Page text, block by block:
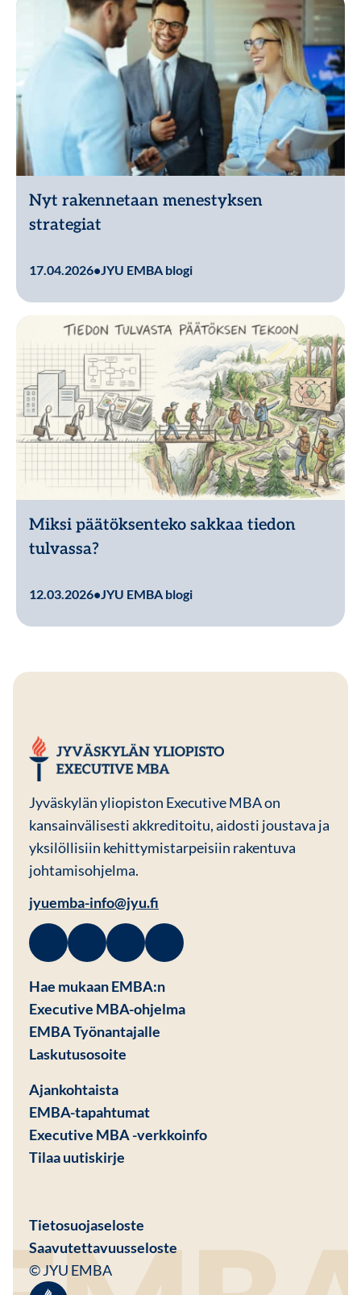
Nyt rakennetaan menestyksen
strategiat
17.04.2026• JYU EMBA blogi
Miksi päätöksenteko sakkaa tiedon
tulvassa?
12.03.2026•JYU EMBA blogi
Jyväskylän yliopiston Executive MBA on
kansainvälisesti akkreditoitu, aidosti joustava ja
yksilöllisiin kehittymistarpeisiin rakentuva
johtamisohjelma.
jyuemba-info@jyu.fi
Facebook
Avautuu uuteen ikkunaan
Linkedin
Avautuu uuteen ikkunaan
Instagram
Avautuu uuteen ikkunaan
Youtube
Avautuu uuteen ikkunaan
Hae mukaan EMBA:n
Executive MBA-ohjelma
EMBA Työnantajalle
Laskutusosoite
Ajankohtaista
EMBA-tapahtumat
Executive MBA -verkkoinfo
Tilaa uutiskirje
© JYU EMBA
Tietosuojaseloste
Saavutettavuusseloste